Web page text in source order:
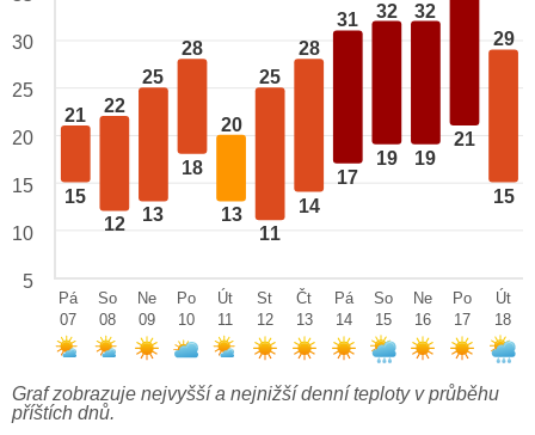
21
15
22
12
25
13
28
18
20
13
25
11
28
14
31
17
32
19
32
19
21
29
15
30
25
20
15
10
5
Pá
07
So
08
Ne
09
Po
10
Út
11
St
12
Čt
13
Pá
14
So
15
Ne
16
Po
17
Út
18
Graf zobrazuje nejvyšší a nejnižší denní teploty v průběhu
příštích dnů.